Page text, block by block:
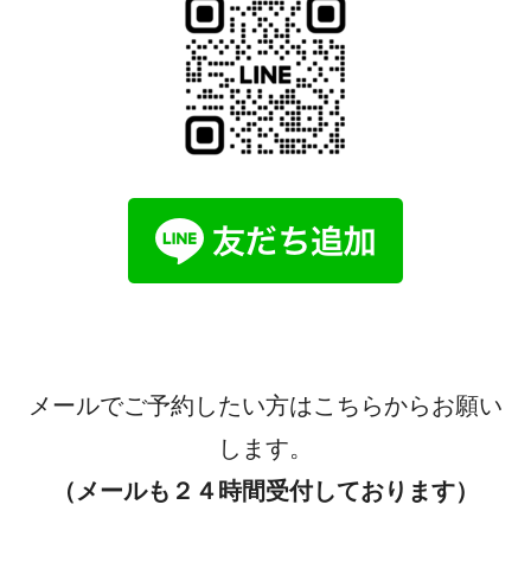
メールでご予約したい方はこちらからお願い
します。
（メールも２４時間受付しております）